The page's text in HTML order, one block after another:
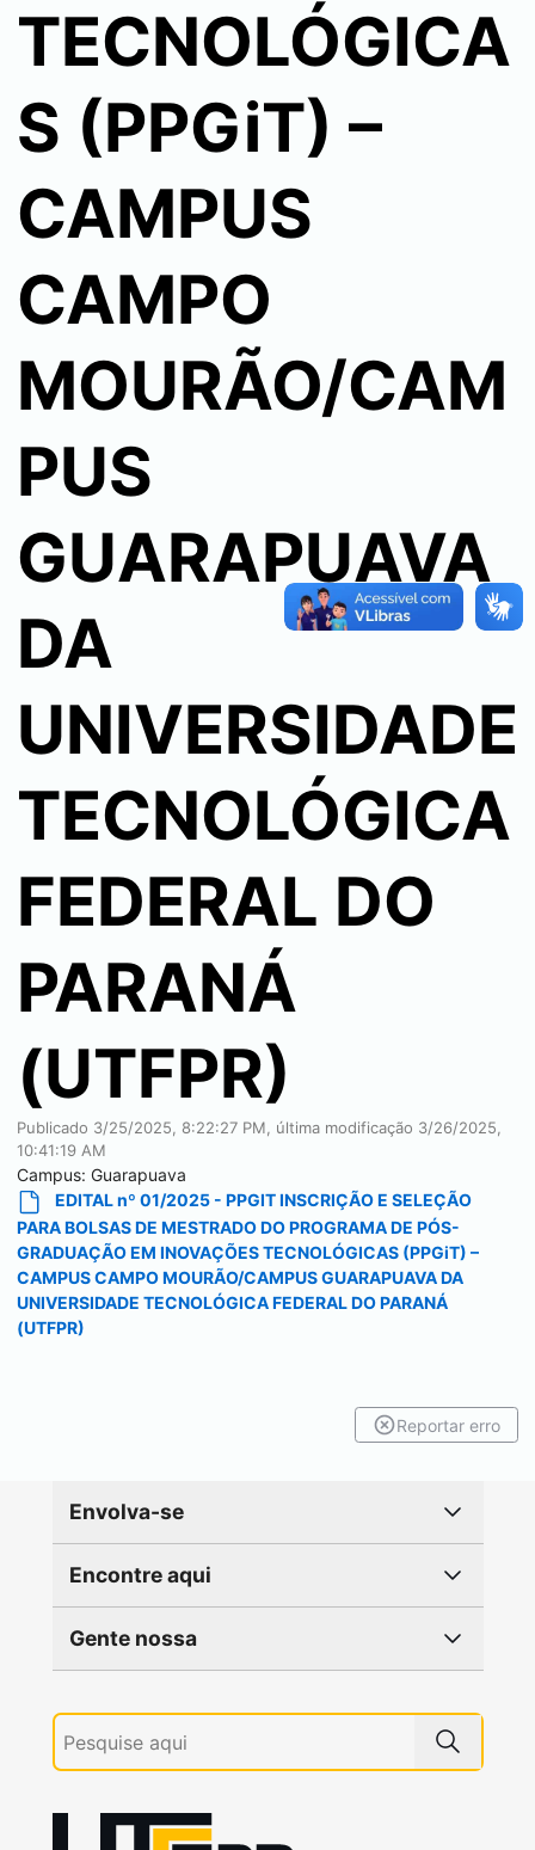
TECNOLÓGICA
S (PPGiT) –
CAMPUS
CAMPO
MOURÃO/CAM
PUS
GUARAPUAVA
DA
UNIVERSIDADE
TECNOLÓGICA
FEDERAL DO
PARANÁ
(UTFPR)
Publicado 3/25/2025, 8:22:27 PM , última modificação 3/26/2025,
10:41:19 AM
Campus: Guarapuava
EDITAL nº 01/2025 - PPGIT INSCRIÇÃO E SELEÇÃO
PARA BOLSAS DE MESTRADO DO PROGRAMA DE PÓS-
GRADUAÇÃO EM INOVAÇÕES TECNOLÓGICAS (PPGiT) –
CAMPUS CAMPO MOURÃO/CAMPUS GUARAPUAVA DA
UNIVERSIDADE TECNOLÓGICA FEDERAL DO PARANÁ
(UTFPR)
Reportar erro
Envolva-se
Encontre aqui
Gente nossa